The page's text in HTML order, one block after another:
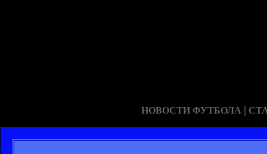
НОВОСТИ ФУТБОЛА |